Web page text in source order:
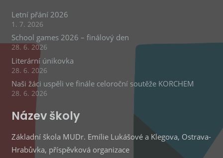
Letní přání 2026
1. 7. 2026
School games 2026 – finálový den
28. 6. 2026
Literární únikovka
28. 6. 2026
Naši žáci uspěli ve finále celoroční soutěže KORCHEM
28. 6. 2026
Název školy
Základní škola MUDr. Emílie Lukášové a Klegova, Ostrava-
Hrabůvka, příspěvková organizace